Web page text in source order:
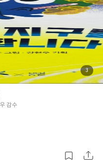
밍크고래 수 급속히 감소, 초
스 분출, 6개월 동안 지속 된
오해한다. 하지만 억울한 지
다. 지구는 물이있
은 많은 변화를 겪으며 사건
고 감기가 걸린 상태 같다고 이
중요한 역할을 하듯이, 지구에
점 뜨거워져 온도가 올라가
온실 가스가 많아지면서 점
증기탕이 되어가고 있다는
단 등인데, 점점 늘어가고 있
첨
부
된
사
3
감수